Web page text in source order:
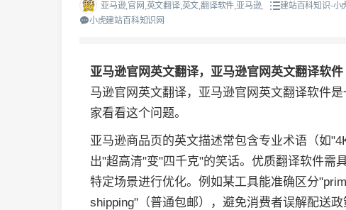
亚马逊,官网,英文翻译,英文,翻译软件,亚马逊, 建站百科知识-小
小虎建站百科知识网
亚马逊官网英文翻译，亚马逊官网英文翻译软件
马逊官网英文翻译，亚马逊官网英文翻译软件
家看看这个问题。
亚马逊商品页的英文描述常包含专业术语（如
出"超高清"变"四千克"的笑话。优质翻译软件需
特定场景进行优化。例如某工具能准确区分
shipping"（普通包邮），避免消费者误解配送政